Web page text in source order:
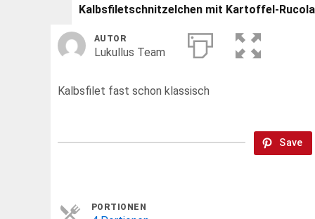
Kalbsfiletschnitzelchen mit Kartoffel-
AUTOR
Lukullus Team
Kalbsfilet fast schon klassisch
Save
PORTIONEN